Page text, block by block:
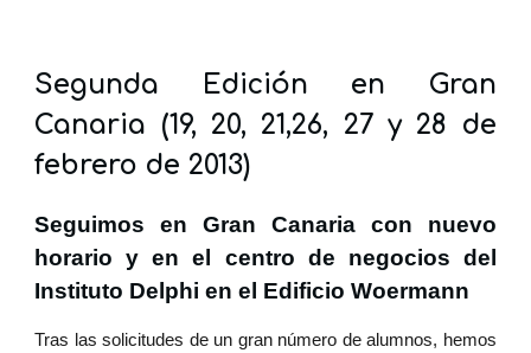
Segunda Edición en Gran
Canaria (19, 20, 21,26, 27 y 28 de
febrero de 2013)
Seguimos en Gran Canaria con nuevo
horario y en el centro de negocios del
Instituto Delphi en el Edificio Woermann
Tras las solicitudes de un gran número de alumnos, hemos